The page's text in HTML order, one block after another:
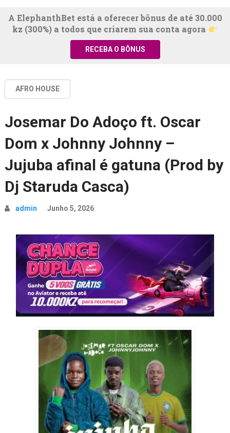
A ElephanthBet está a oferecer bônus de até 30.000
kz (300%) a todos que criarem sua conta agora
RECEBA O BÔNUS
AFRO HOUSE
Josemar Do Adoço ft. Oscar
Dom x Johnny Johnny –
Jujuba afinal é gatuna (Prod by
Dj Staruda Casca)
admin Junho 5, 2026